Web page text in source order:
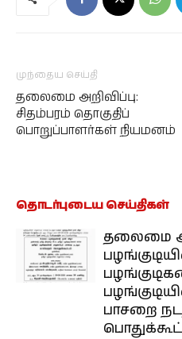
முந்தைய செய்தி
தலைமை அறிவிப்பு:
சிதம்பரம் தொகுதிப்
பொறுப்பாளர்கள் நியமனம்
தொடர்புடைய செய்திகள்
தலைமை
பாசறை